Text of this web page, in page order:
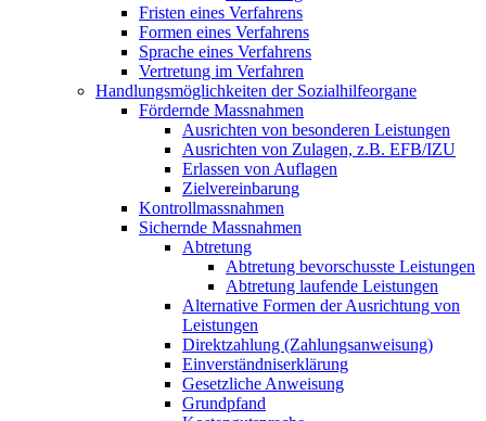
Fristen eines Verfahrens
Formen eines Verfahrens
Sprache eines Verfahrens
Vertretung im Verfahren
Handlungsmöglichkeiten der Sozialhilfeorgane
Fördernde Massnahmen
Ausrichten von besonderen Leistungen
Ausrichten von Zulagen, z.B. EFB/IZU
Erlassen von Auflagen
Zielvereinbarung
Kontrollmassnahmen
Sichernde Massnahmen
Abtretung
Abtretung bevorschusste Leistungen
Abtretung laufende Leistungen
Alternative Formen der Ausrichtung von
Leistungen
Direktzahlung (Zahlungsanweisung)
Einverständniserklärung
Gesetzliche Anweisung
Grundpfand